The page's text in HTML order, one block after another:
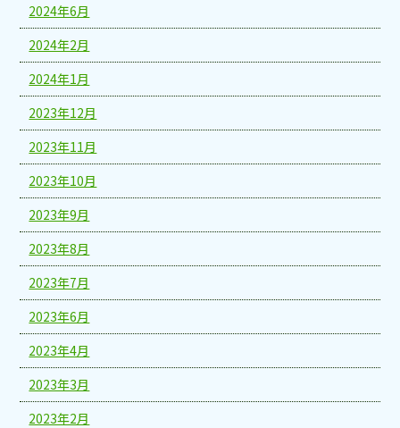
2024年6月
2024年2月
2024年1月
2023年12月
2023年11月
2023年10月
2023年9月
2023年8月
2023年7月
2023年6月
2023年4月
2023年3月
2023年2月